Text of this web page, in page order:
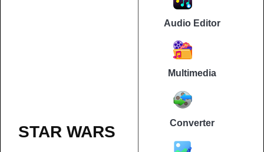
STAR WARS
Audio Editor
Multimedia
Converter